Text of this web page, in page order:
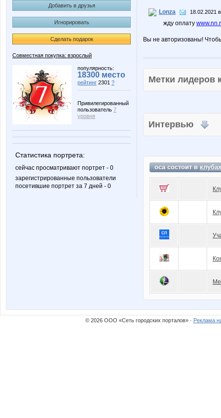
Добавить в друзья
Игнорировать
Сделать подарок
Совместная покупка: взрослый
популярность:
18300 место
рейтинг 2301 ?
Привилегированный
пользователь 7
уровня
Статистика портрета:
сейчас просматривают портрет - 0
зарегистрированные пользователи
посетившие портрет за 7 дней - 0
Lonza 18.02.2021
жду оплату
Вы не авторизованы!
Метки
Интервью
oca состоит вклубах
© 2026 ООО «Сеть городских порталов» · Реклама